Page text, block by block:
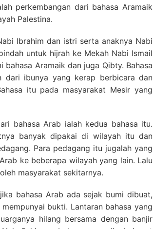
perkembangan dari bahasa Aramaik
Palestina.
Ibrahim dan istri serta anaknya Nabi
untuk hijrah ke Mekah Nabi Ismail
bahasa Aramaik dan juga Qibty. Bahasa
dari ibunya yang kerap berbicara dan
itu pada masyarakat Mesir yang
bahasa Arab ialah kedua bahasa itu.
banyak dipakai di wilayah itu dan
Para pedagang itu jugalah yang
ke beberapa wilayah yang lain. Lalu
masyarakat sekitarnya.
bahasa Arab ada sejak bumi dibuat,
bukti. Lantaran bahasa yang
hilang bersama dengan banjir